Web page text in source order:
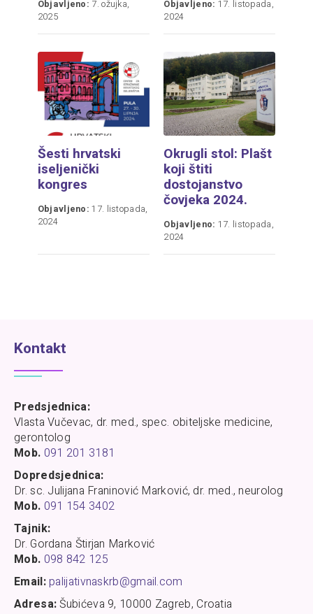
Objavljeno: 7. ožujka,
2025
Objavljeno: 17. listopada,
2024
Šesti hrvatski
iseljenički
kongres
Objavljeno: 17. listopada,
2024
Okrugli stol: Plašt
koji štiti
dostojanstvo
čovjeka 2024.
Objavljeno: 17. listopada,
2024
Kontakt
Predsjednica:
Vlasta Vučevac, dr. med., spec. obiteljske medicine,
gerontolog
Mob. 091 201 3181
Dopredsjednica:
Dr. sc. Julijana Franinović Marković, dr. med., neurolog
Mob. 091 154 3402
Tajnik:
Dr. Gordana Štirjan Marković
Mob. 098 842 125
Email:palijativnaskrb@gmail.com
Adresa:Šubićeva 9, 10000 Zagreb, Croatia